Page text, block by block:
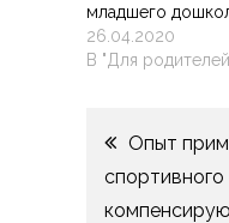
младшего
26.04.2020
В "Для
Опыт